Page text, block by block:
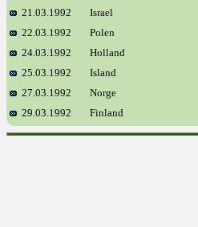
21.03.1992
Israel
22.03.1992
Polen
24.03.1992
Holland
25.03.1992
Island
27.03.1992
Norge
29.03.1992
Finland